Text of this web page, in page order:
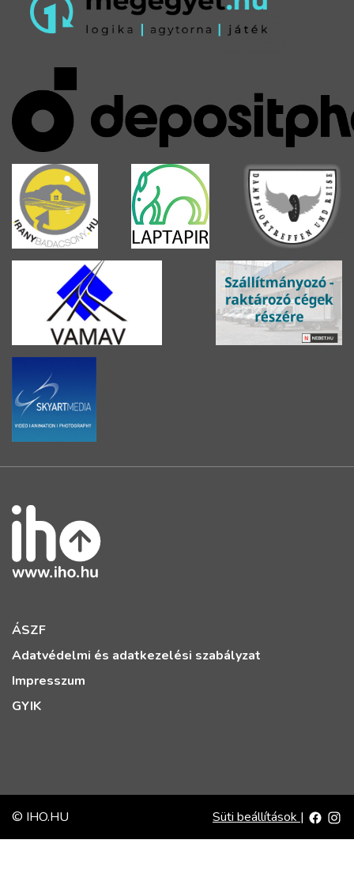
ÁSZF
Adatvédelmi és adatkezelési szabályzat
Impresszum
GYIK
© IHO.HU Süti beállítások |